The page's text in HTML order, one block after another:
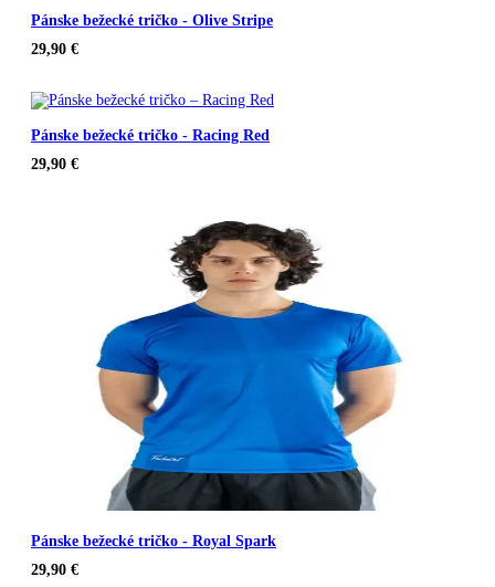
Pánske bežecké tričko - Olive Stripe
29,90 €
Pánske bežecké tričko - Racing Red
29,90 €
Pánske bežecké tričko - Royal Spark
29,90 €